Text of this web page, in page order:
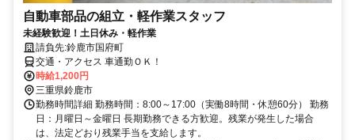
自動車部品の組立・軽作業スタッフ
未経験歓迎！土日休み・軽作業
請負先:鈴鹿市国府町
交通・アクセス 車通勤ＯＫ！
時給1,200円
三重県鈴鹿市
勤務時間詳細 勤務時間：8:00～17:00（実働8時間・休憩60分） 勤務
日：月曜日～金曜日 長期勤務できる方歓迎。残業が発生した場合
は、法定どおり残業手当を支給します。